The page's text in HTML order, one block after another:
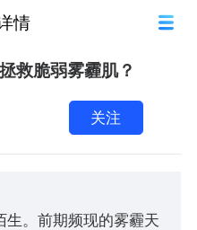
情
救脆弱雾霾肌？
关注
生。前期频现的雾霾天